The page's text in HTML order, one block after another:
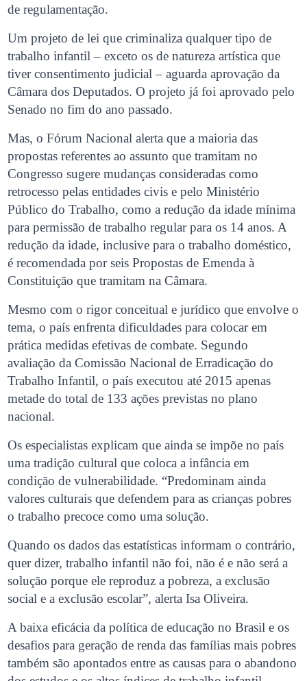
de regulamentação.
Um projeto de lei que criminaliza qualquer tipo de
trabalho infantil – exceto os de natureza artística que
tiver consentimento judicial – aguarda aprovação da
Câmara dos Deputados. O projeto já foi aprovado pelo
Senado no fim do ano passado.
Mas, o Fórum Nacional alerta que a maioria das
propostas referentes ao assunto que tramitam no
Congresso sugere mudanças consideradas como
retrocesso pelas entidades civis e pelo Ministério
Público do Trabalho, como a redução da idade mínima
para permissão de trabalho regular para os 14 anos. A
redução da idade, inclusive para o trabalho doméstico,
é recomendada por seis Propostas de Emenda à
Constituição que tramitam na Câmara.
Mesmo com o rigor conceitual e jurídico que envolve o
tema, o país enfrenta dificuldades para colocar em
prática medidas efetivas de combate. Segundo
avaliação da Comissão Nacional de Erradicação do
Trabalho Infantil, o país executou até 2015 apenas
metade do total de 133 ações previstas no plano
nacional.
Os especialistas explicam que ainda se impõe no país
uma tradição cultural que coloca a infância em
condição de vulnerabilidade. “Predominam ainda
valores culturais que defendem para as crianças pobres
o trabalho precoce como uma solução.
Quando os dados das estatísticas informam o contrário,
quer dizer, trabalho infantil não foi, não é e não será a
solução porque ele reproduz a pobreza, a exclusão
social e a exclusão escolar”, alerta Isa Oliveira.
A baixa eficácia da política de educação no Brasil e os
desafios para geração de renda das famílias mais pobres
também são apontados entre as causas para o abandono